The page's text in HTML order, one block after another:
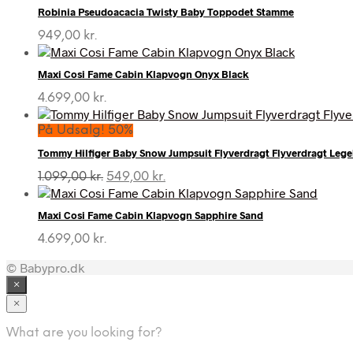
Robinia Pseudoacacia Twisty Baby Toppodet Stamme
949,00 kr.
Maxi Cosi Fame Cabin Klapvogn Onyx Black
4.699,00 kr.
På Udsalg! 50%
Tommy Hilfiger Baby Snow Jumpsuit Flyverdragt Flyverdragt
1.099,00kr. Den
oprindelige
var:
549,00 kr.
aktuelle
er:
Maxi Cosi Fame Cabin Klapvogn Sapphire Sand
4.699,00 kr.
© Babypro.dk
×
×
What are you looking for?